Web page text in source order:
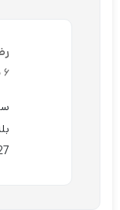
6 مرداد 1405
27 سانتی